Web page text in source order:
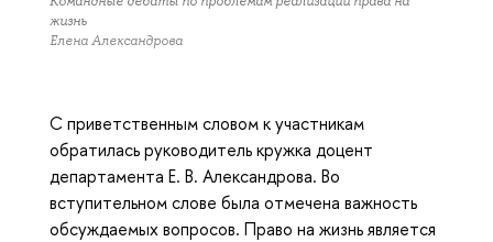
жизнь
Елена Александрова
С приветственным словом к участникам
обратилась руководитель кружка доцент
департамента Е. В. Александрова. Во
вступительном слове была отмечена важность
обсуждаемых вопросов. Право на жизнь является